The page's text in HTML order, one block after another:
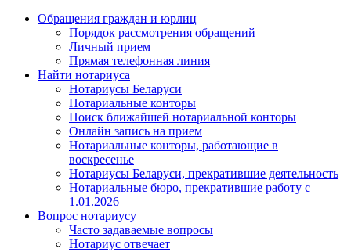
Обращения граждан и юрлиц
Порядок рассмотрения обращений
Личный прием
Прямая телефонная линия
Найти нотариуса
Нотариусы Беларуси
Нотариальные конторы
Поиск ближайшей нотариальной конторы
Онлайн запись на прием
Нотариальные конторы, работающие в
воскресенье
Нотариусы Беларуси, прекратившие деятельность
Нотариальные бюро, прекратившие работу с
1.01.2026
Вопрос нотариусу
Часто задаваемые вопросы
Нотариус отвечает